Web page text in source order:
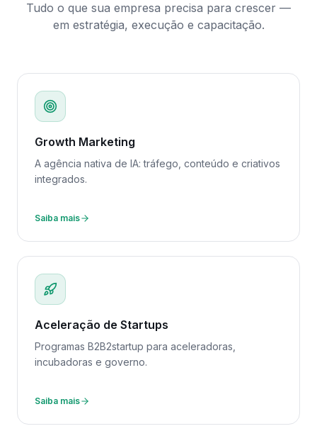
Tudo o que sua empresa precisa para crescer —
em estratégia, execução e capacitação.
Growth Marketing
A agência nativa de IA: tráfego, conteúdo e criativos
integrados.
Saiba mais
Aceleração de Startups
Programas B2B2startup para aceleradoras,
incubadoras e governo.
Saiba mais